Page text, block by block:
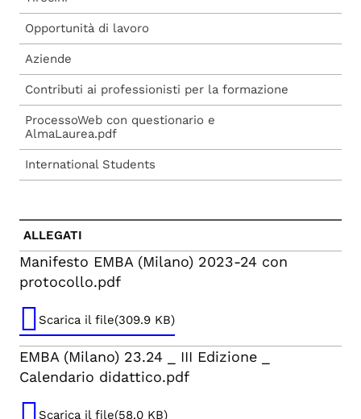
Opportunità di lavoro
Aziende
Contributi ai professionisti per la formazione
ProcessoWeb con questionario e
AlmaLaurea.pdf
International Students
ALLEGATI
Manifesto EMBA (Milano) 2023-24 con
protocollo.pdf
Scarica il file(309.9 KB)
EMBA (Milano) 23.24 _ III Edizione _
Calendario didattico.pdf
Scarica il file(58.0 KB)